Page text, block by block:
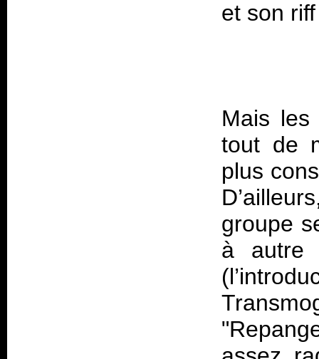
Mais les
tout de
plus
groupe
à autre